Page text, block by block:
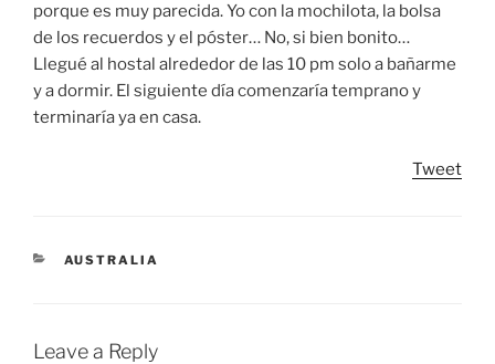
porque es muy parecida. Yo con la mochilota, la bolsa
de los recuerdos y el póster… No, si bien bonito…
Llegué al hostal alrededor de las 10 pm solo a bañarme
y a dormir. El siguiente día comenzaría temprano y
terminaría ya en casa.
Tweet
CATEGORIES
AUSTRALIA
Leave a Reply